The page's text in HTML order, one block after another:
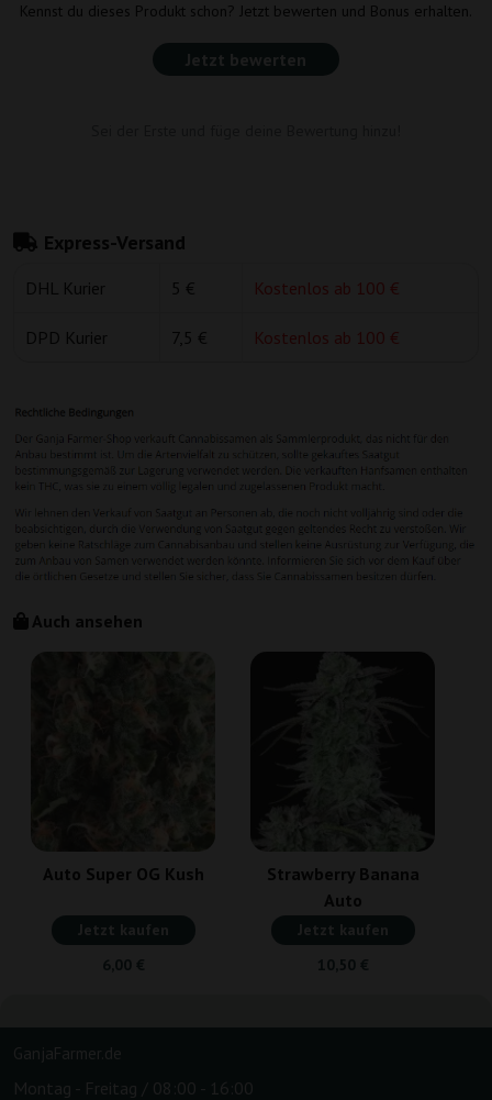
Kennst du dieses Produkt schon? Jetzt bewerten und Bonus erhalten.
Jetzt bewerten
Express-Versand
DHL Kurier 5 € Kostenlos ab 100 €
DPD Kurier 7,5 € Kostenlos ab 100 €
Auch ansehen
Auto Super OG Kush
Jetzt kaufen
6,00 €
Strawberry Banana
Auto
Jetzt kaufen
10,50 €
GanjaFarmer.de
Montag - Freitag / 08:00 - 16:00